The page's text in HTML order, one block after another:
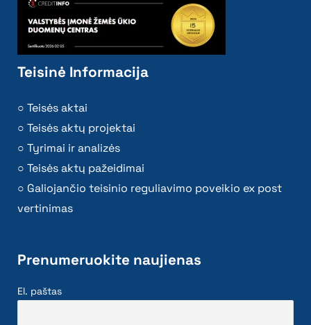
Teisinė Informacija
Teisės aktai
Teisės aktų projektai
Tyrimai ir analizės
Teisės aktų pažeidimai
Galiojančio teisinio reguliavimo poveikio ex post
vertinimas
Prenumeruokite naujienas
El. paštas